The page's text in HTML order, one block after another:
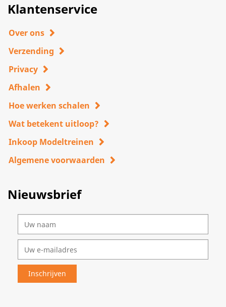
Klantenservice
Over ons
Verzending
Privacy
Afhalen
Hoe werken schalen
Wat betekent uitloop?
Inkoop Modeltreinen
Algemene voorwaarden
Nieuwsbrief